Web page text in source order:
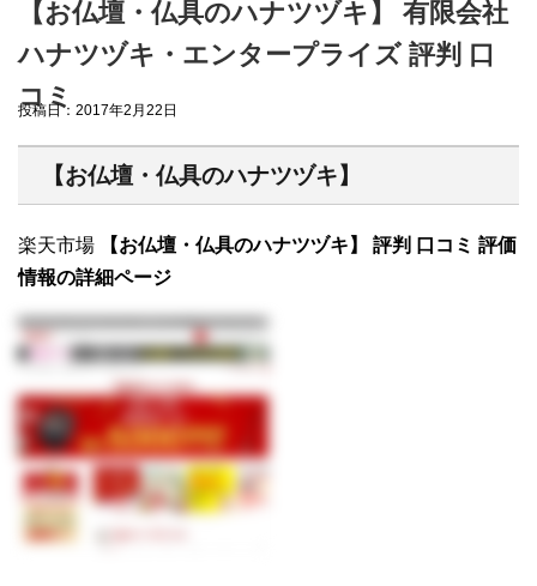
【お仏壇・仏具のハナツヅキ】 有限会社
ハナツヅキ・エンタープライズ 評判 口
コミ
投稿日： 2017年2月22日
【お仏壇・仏具のハナツヅキ】
楽天市場
【お仏壇・仏具のハナツヅキ】 評判 口コミ 評価
情報の詳細ページ